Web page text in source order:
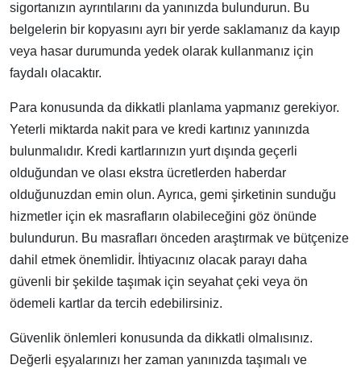
sigortanızın ayrıntılarını da yanınızda bulundurun. Bu
belgelerin bir kopyasını ayrı bir yerde saklamanız da kayıp
veya hasar durumunda yedek olarak kullanmanız için
faydalı olacaktır.
Para konusunda da dikkatli planlama yapmanız gerekiyor.
Yeterli miktarda nakit para ve kredi kartınız yanınızda
bulunmalıdır. Kredi kartlarınızın yurt dışında geçerli
olduğundan ve olası ekstra ücretlerden haberdar
olduğunuzdan emin olun. Ayrıca, gemi şirketinin sunduğu
hizmetler için ek masrafların olabileceğini göz önünde
bulundurun. Bu masrafları önceden araştırmak ve bütçenize
dahil etmek önemlidir. İhtiyacınız olacak parayı daha
güvenli bir şekilde taşımak için seyahat çeki veya ön
ödemeli kartlar da tercih edebilirsiniz.
Güvenlik önlemleri konusunda da dikkatli olmalısınız.
Değerli eşyalarınızı her zaman yanınızda taşımalı ve